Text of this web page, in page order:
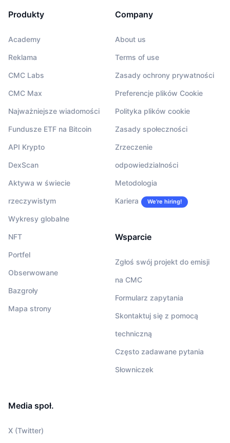
Produkty
Academy
Reklama
CMC Labs
CMC Max
Najważniejsze wiadomości
Fundusze ETF na Bitcoin
API Krypto
DexScan
Aktywa w świecie
rzeczywistym
Wykresy globalne
NFT
Portfel
Obserwowane
Bazgroły
Mapa strony
Company
About us
Terms of use
Zasady ochrony prywatności
Preferencje plików Cookie
Polityka plików cookie
Zasady społeczności
Zrzeczenie
odpowiedzialności
Metodologia
Kariera We’re hiring!
Wsparcie
Zgłoś swój projekt do emisji
na CMC
Formularz zapytania
Skontaktuj się z pomocą
techniczną
Często zadawane pytania
Słowniczek
Media społ.
X (Twitter)